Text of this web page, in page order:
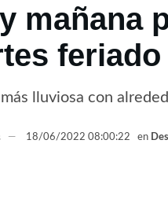
mañana
feriado
lluviosa con
18/06/2022 08:00:22 en